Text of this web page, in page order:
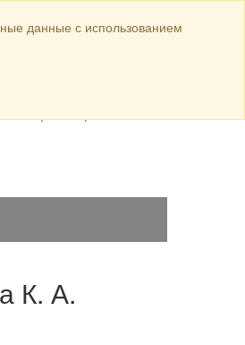
материалы
К. А.
данные с использованием